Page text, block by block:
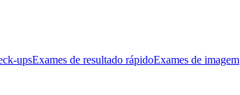
upsExames de resultado rápidoExames de imagem